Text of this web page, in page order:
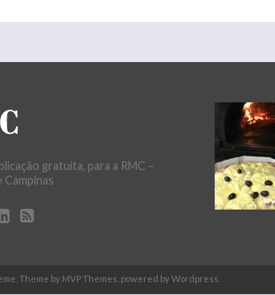
gratuita, para a RMC –
Theme by MVP Themes, powered by Wordpress.